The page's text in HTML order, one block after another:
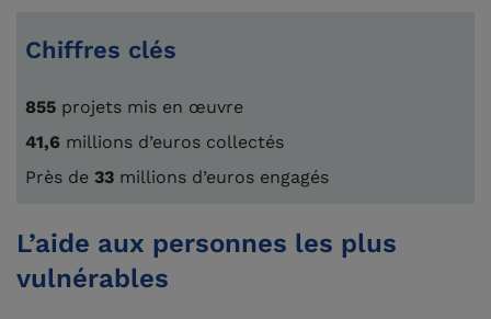
Chiffres clés
855 projets mis en œuvre
41,6 millions d’euros collectés
Près de 33 millions d’euros engagés
L’aide aux personnes les plus
vulnérables